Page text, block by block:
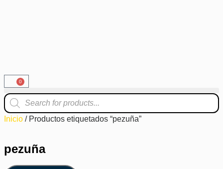
0
Inicio / Productos etiquetados “pezuña”
pezuña